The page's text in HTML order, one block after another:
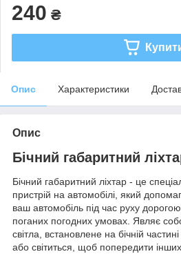
240 ₴
Опис Характеристики
Опис
Бічний габаритний
Бічний габаритний ліхтар - це
пристрій на автомобілі, який
ваш автомобіль під час руху
поганих погодних умовах. Являє
світла, встановлене на бічній
або світиться, щоб попередити